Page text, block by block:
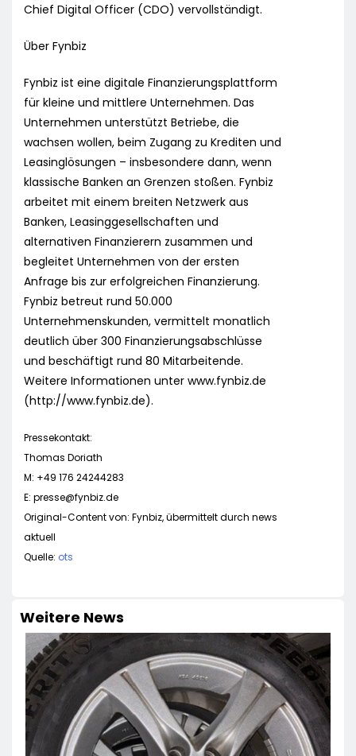
Chief Digital Officer (CDO) vervollständigt.
Über Fynbiz
Fynbiz ist eine digitale Finanzierungsplattform
für kleine und mittlere Unternehmen. Das
Unternehmen unterstützt Betriebe, die
wachsen wollen, beim Zugang zu Krediten und
Leasinglösungen – insbesondere dann, wenn
klassische Banken an Grenzen stoßen. Fynbiz
arbeitet mit einem breiten Netzwerk aus
Banken, Leasinggesellschaften und
alternativen Finanzierern zusammen und
begleitet Unternehmen von der ersten
Anfrage bis zur erfolgreichen Finanzierung.
Fynbiz betreut rund 50.000
Unternehmenskunden, vermittelt monatlich
deutlich über 300 Finanzierungsabschlüsse
und beschäftigt rund 80 Mitarbeitende.
Weitere Informationen unter www.fynbiz.de
(http://www.fynbiz.de).
Pressekontakt:
Thomas Doriath
M: +49 176 24244283
E: presse@fynbiz.de
Original-Content von: Fynbiz, übermittelt durch news
aktuell
Quelle: ots
Weitere News